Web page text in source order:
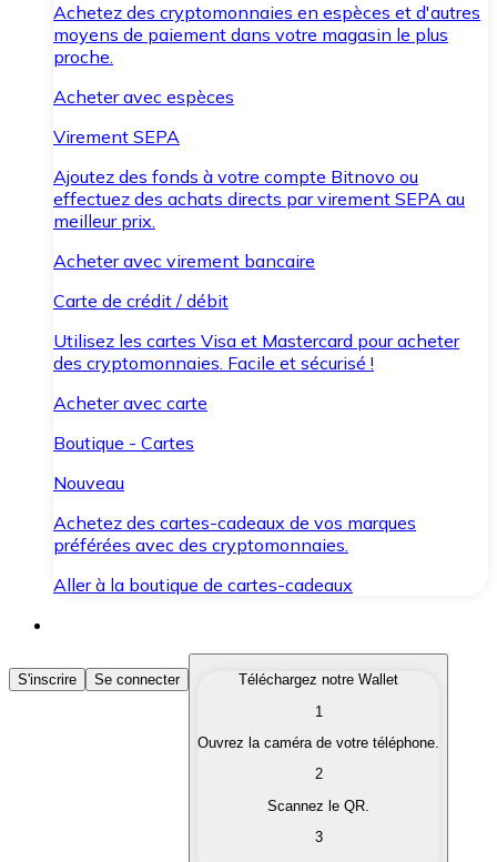
Achetez des cryptomonnaies en espèces et d'autres
moyens de paiement dans votre magasin le plus
proche.
Acheter avec espèces
Virement SEPA
Ajoutez des fonds à votre compte Bitnovo ou
effectuez des achats directs par virement SEPA au
meilleur prix.
Acheter avec virement bancaire
Carte de crédit / débit
Utilisez les cartes Visa et Mastercard pour acheter
des cryptomonnaies. Facile et sécurisé !
Acheter avec carte
Boutique - Cartes
Nouveau
Achetez des cartes-cadeaux de vos marques
préférées avec des cryptomonnaies.
Aller à la boutique de cartes-cadeaux
Acheter des Cryptomonnaies
Achetez les cryptomonnaies qui vous intéressent
Convertissez vos cryptomonnaies en monnaie
S'inscrire Se connecter
Téléchargez notre Wallet
1
Ouvrez la caméra de votre téléphone.
2
Scannez le QR.
3